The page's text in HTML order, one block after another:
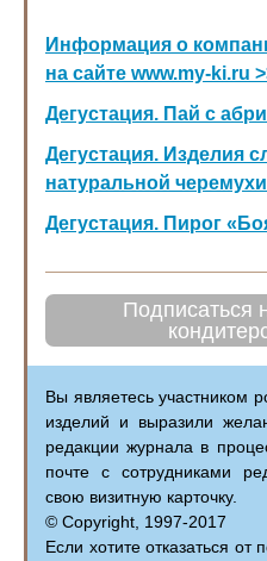
Информация о
на сайте www.my-ki.ru
Дегустация. Пай с
Дегустация. Изделия
натуральной
Дегустация. Пирог
Подписаться
Вы являетесь участником
изделий и выразили
редакции журнала в
почте с сотрудниками
свою визитную карточку.
© Copyright, 1997-2017
Если хотите отказаться